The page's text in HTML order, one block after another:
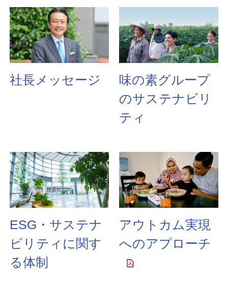
社長メッセージ
味の素グループ
のサステナビリ
ティ
ESG・サステナ
ビリティに関す
る体制
アウトカム実現
へのアプローチ